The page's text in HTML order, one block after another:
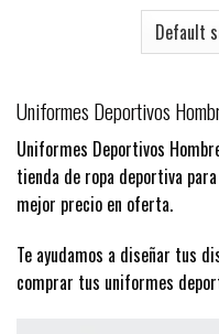
Uniformes Deportivos
Uniformes Deportivos
tienda de ropa deportiva
mejor precio en oferta.
Te ayudamos a diseñar tus
comprar tus uniformes